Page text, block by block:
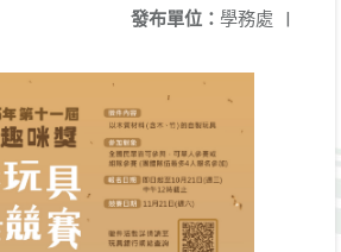
發布單位： 學務處 |